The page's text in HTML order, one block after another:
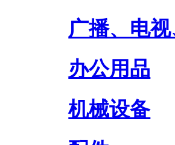
广播、电
办公用品
机械设备